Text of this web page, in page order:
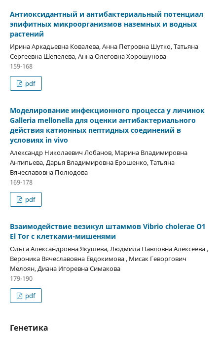
Антиоксидантный и антибактериальный потенциал
эпифитных микроорганизмов наземных и водных
растений
Ирина Аркадьевна Ковалева, Анна Петровна Шутко, Татьяна
Сергеевна Шепелева, Анна Олеговна Хорошунова
159-168
pdf
Моделирование инфекционного процесса у личинок
Galleria mellonella для оценки антибактериального
действия катионных пептидных соединений в
условиях in vivo
Александр Николаевич Лобанов, Марина Владимировна
Антипьева, Дарья Владимировна Ерошенко, Татьяна
Вячеславовна Полюдова
169-178
pdf
Взаимодействие везикул штаммов Vibrio cholerae O1
El Tor с клетками-мишенями
Ольга Александровна Якушева, Людмила Павловна Алексеева ,
Вероника Вячеславовна Евдокимова , Мисак Геворгович
Мелоян, Диана Игоревна Симакова
179-190
pdf
Генетика